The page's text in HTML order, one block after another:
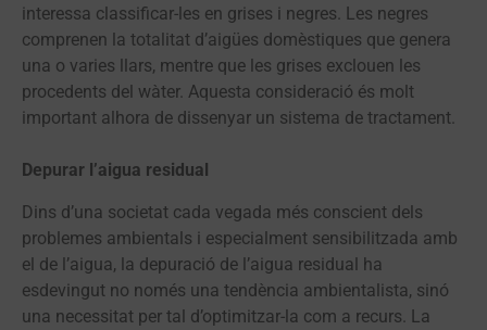
interessa classificar-les en grises i negres. Les negres
comprenen la totalitat d’aigües domèstiques que genera
una o varies llars, mentre que les grises exclouen les
procedents del wàter. Aquesta consideració és molt
important alhora de dissenyar un sistema de tractament.
Depurar l’aigua residual
Dins d’una societat cada vegada més conscient dels
problemes ambientals i especialment sensibilitzada amb
el de l’aigua, la depuració de l’aigua residual ha
esdevingut no només una tendència ambientalista, sinó
una necessitat per tal d’optimitzar-la com a recurs. La